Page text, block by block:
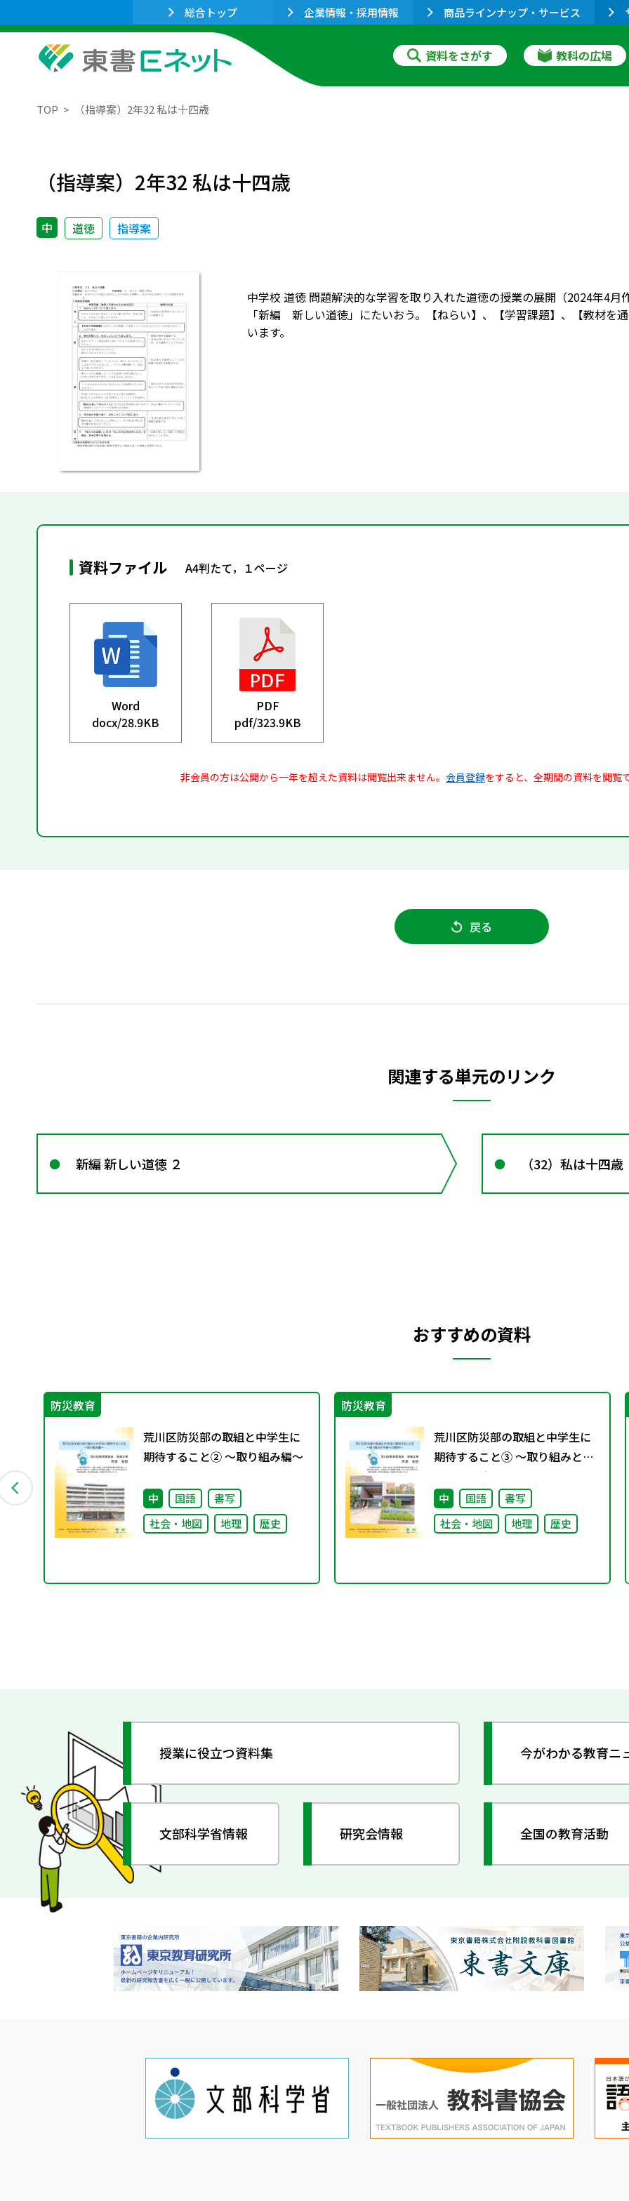
総合トップ 企業情報・採用情報 商品ラインナップ・サービス
資料をさがす 教科の広場
TOP （指導案）2年32 私は十四歳
（指導案）2年32 私は十四歳
中 道徳 指導案
中学校 道徳 問題解決的な学習を取り入れた道徳の授業の展開（2024年4
「新編 新しい道徳」にたいおう。【ねらい】、【学習課題】、【教材を
います。
資料ファイル A4判たて，１ページ
Word
docx/28.9KB
PDF
pdf/323.9KB
非会員の方は公開から一年を超えた資料は閲覧出来ません。 会員登録をすると、全期間の資料を閲覧
戻る
関連する単元のリンク
新編 新しい道徳 ２ （32）私は十四歳
おすすめの資料
防災教育
荒川区防災部の取組と中学生に
期待すること② ～取り組み編～
中 国語
書写
社会・地図
地理 歴史
防災教育
荒川区防災部の取組と中学生に
期待すること③ ～取り組みと今
後への期待～
中 国語
書写
社会・地図
地理 歴史
授業に役立つ資料集 今がわかる教育ニ
文部科学省情報 研究会情報 全国の教育活動